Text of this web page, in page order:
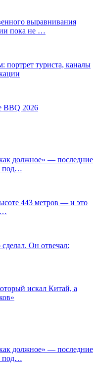
выравнивания
пока не …
портрет туриста, каналы
2026
должное» — последние
под…
443 метров — и это
Он отвечал:
искал Китай, а
должное» — последние
под…